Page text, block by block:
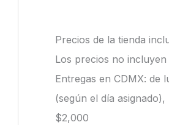
Precios de la tienda
Los precios no incluyen
Entregas en CDMX: de
(según el día
$2,000